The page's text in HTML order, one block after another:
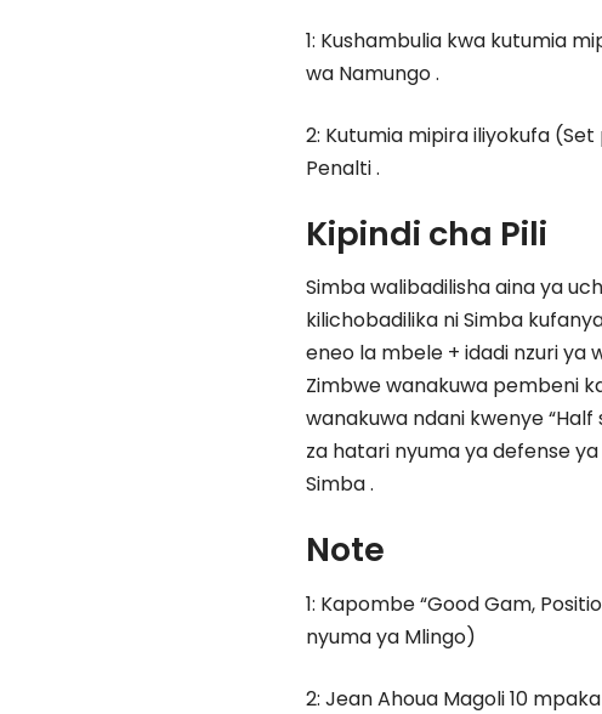
1: Kushambulia kwa kutumia
wa Namungo .
2: Kutumia mipira iliyokufa
Penalti .
Kipindi cha Pili
Simba walibadilisha aina ya
kilichobadilika ni Simba
eneo la mbele + idadi nzuri ya
Zimbwe wanakuwa pembeni
wanakuwa ndani kwenye
za hatari nyuma ya defense
Simba .
Note
1: Kapombe “Good Gam,
nyuma ya Mlingo)
2: Jean Ahoua Magoli 10